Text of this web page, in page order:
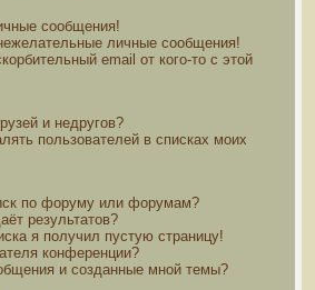
сообщения!
личные сообщения!
email от кого-то с этой
и недругов?
пользователей в списках моих
по форуму или форумам?
результатов?
я получил пустую страницу!
конференции?
и созданные мной темы?